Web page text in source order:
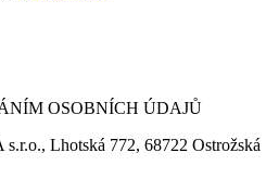
OSOBNÍCH ÚDAJŮ
Lhotská 772, 68722 Ostrožská